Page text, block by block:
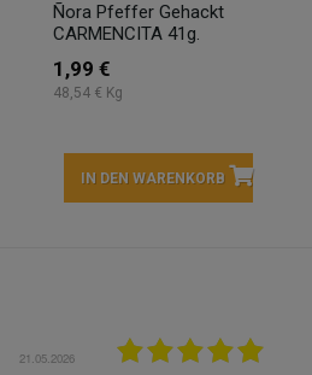
Ñora Pfeffer Gehackt
CARMENCITA 41g.
1,99 €
48,54 € Kg
IN DEN WARENKORB
21.05.2026